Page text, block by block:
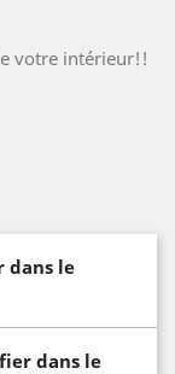
votre intérieur!!
dans le
dans le